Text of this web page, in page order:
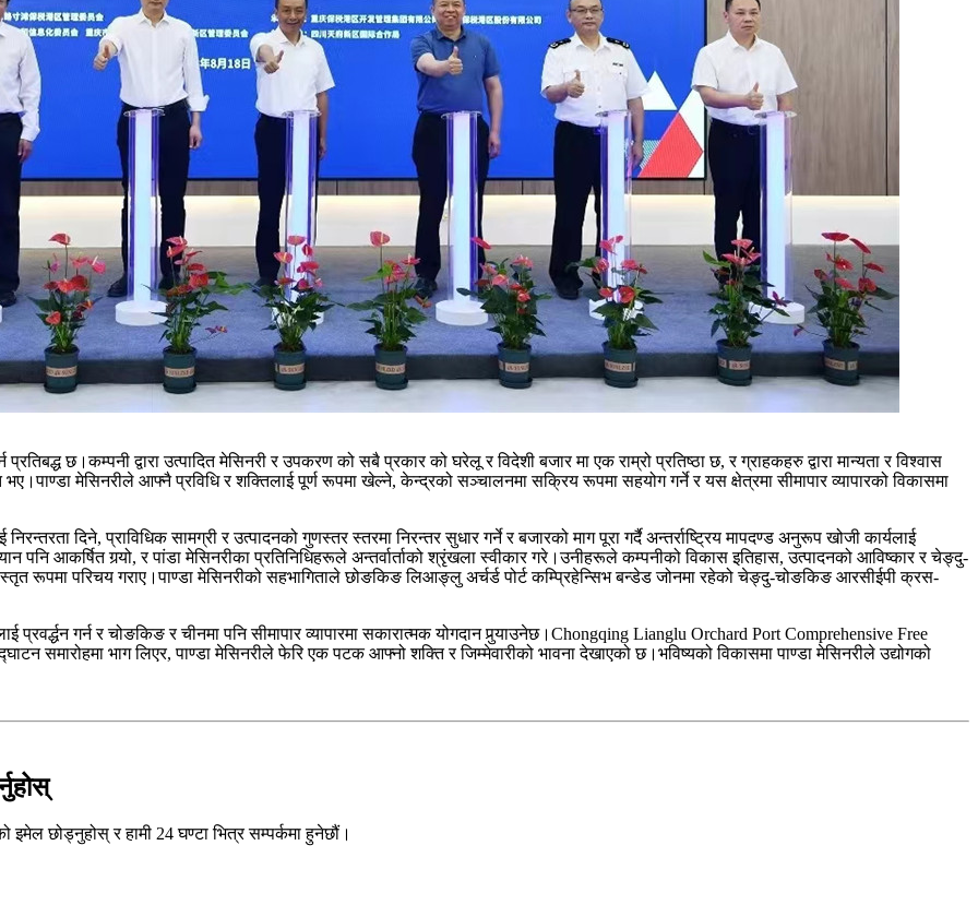
छ।कम्पनी द्वारा उत्पादित मेसिनरी र उपकरण को सबै प्रकार को घरेलू र विदेशी बजार मा एक राम्रो प्रतिष्ठा छ, र ग्राहकहरु द्वारा मान्यता र विश्वास
भए।पाण्डा मेसिनरीले आफ्नै प्रविधि र शक्तिलाई पूर्ण रूपमा खेल्ने, केन्द्रको सञ्चालनमा सक्रिय रूपमा सहयोग गर्ने र यस क्षेत्रमा सीमापार व्यापारको विकासमा
दिने, प्राविधिक सामग्री र उत्पादनको गुणस्तर स्तरमा निरन्तर सुधार गर्ने र बजारको माग पूरा गर्दै अन्तर्राष्ट्रिय मापदण्ड अनुरूप खोजी कार्यलाई
पनि आकर्षित गर्‍यो, र पांडा मेसिनरीका प्रतिनिधिहरूले अन्तर्वार्ताको श्रृंखला स्वीकार गरे।उनीहरूले कम्पनीको विकास इतिहास, उत्पादनको आविष्कार र चेङ्दु-
रूपमा परिचय गराए।पाण्डा मेसिनरीको सहभागिताले छोङकिङ लिआङ्लु अर्चर्ड पोर्ट कम्प्रिहेन्सिभ बन्डेड जोनमा रहेको चेङ्दु-चोङकिङ आरसीईपी क्रस-
गर्न र चोङकिङ र चीनमा पनि सीमापार व्यापारमा सकारात्मक योगदान पुर्‍याउनेछ।Chongqing Lianglu Orchard Port Comprehensive Free
समारोहमा भाग लिएर, पाण्डा मेसिनरीले फेरि एक पटक आफ्नो शक्ति र जिम्मेवारीको भावना देखाएको छ।भविष्यको विकासमा पाण्डा मेसिनरीले उद्योगको
इमेल छोड्नुहोस् र हामी 24 घण्टा भित्र सम्पर्कमा हुनेछौं।